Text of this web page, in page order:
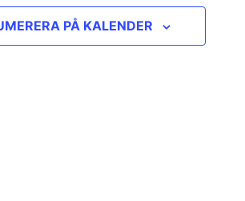
Views
PÅ KALENDER